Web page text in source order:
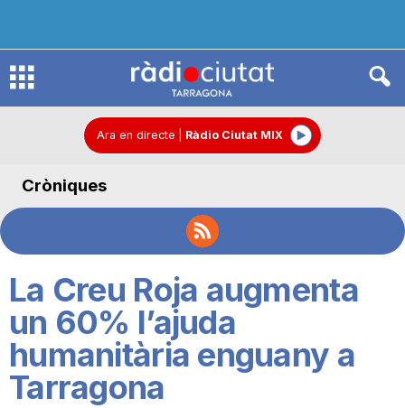
R
d
C
Ara en directe Ràdio Ciutat MIX
Cròniques
La Creu Roja augmenta
un 60% l’ajuda
humanitària enguany a
Tarragona